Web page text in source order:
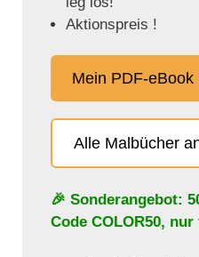
Aktionspreis !
Mein PDF-eBook
Alle Malbücher
🎉 Sonderangebot:
Code COLOR50, nur